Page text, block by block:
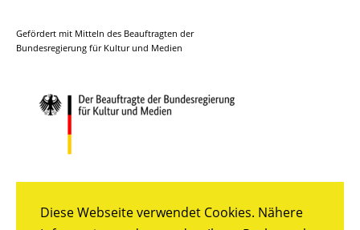
Diese Webseite verwendet Cookies. Nähere
Gefördert mit Mitteln des Beauftragten der
Bundesregierung für Kultur und Medien